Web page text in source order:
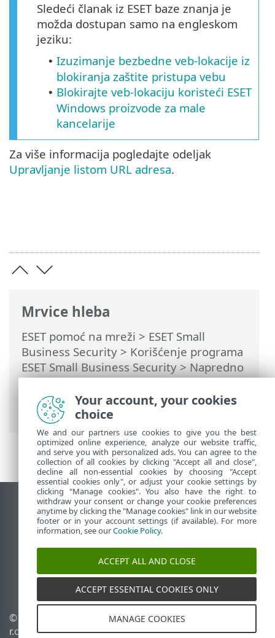
Mrvice hleba
ESET pomoć na mreži > ESET Small
Business Security > Korišćenje programa
ESET Small Business Security>Napredno
podešavanje>Zaštite>Zaštita pristupa
Vebu>Upravljanje listom URL adresa>
Lista adresa
Sledeći članak iz ESET baze znanja je
možda dostupan samo na engleskom
jeziku:
• Izuzimanje bezbedne veb-lokacije iz
blokiranja zaštite pristupa vebu
• Blokirajte veb-lokaciju koristeći ESET
Windows proizvode za male
kancelarije
Za više informacija pogledajte odeljak
Upravljanje listom URL adresa.
Prikaži lokaciju za računare
End of Life
ESET Forum
ESET baza znanja
ESET Status Portal
Regionalna podrška
© 1992 - 2026 ESET, spol. s
r.o. - Sva prava zadržana.
Upravljanje kolačićima
Smernice u vezi sa
Your account, your cookies
choice
We and our partners use cookies to give you the best
optimized online experience, analyze our website traffic,
and serve you with personalized ads. You can agree to the
collection of all cookies by clicking "Accept all and close",
decline all non-essential cookies by choosing "Accept
essential cookies only", or adjust your cookie settings by
clicking "Manage cookies". You also have the right to
withdraw your consent or change your cookie preferences
anytime by clicking the "Manage cookies" link in our website
footer or in your account settings (if available). For more
information, see ourCookie Policy.
ACCEPT ALL AND CLOSE
ACCEPT ESSENTIAL COOKIES ONLY
MANAGE COOKIES